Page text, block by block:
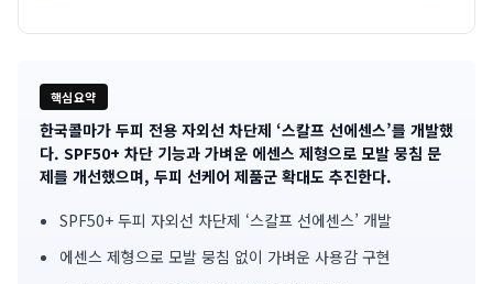
핵심요약
기
사
핵
심
한국콜마가 두피 전용 자외선 차단제 ‘스칼프 선에센스’를 개발했
다. SPF50+ 차단 기능과 가벼운 에센스 제형으로 모발 뭉침 문
제를 개선했으며, 두피 선케어 제품군 확대도 추진한다.
SPF50+ 두피 자외선 차단제 ‘스칼프 선에센스’ 개발
에센스 제형으로 모발 뭉침 없이 가벼운 사용감 구현